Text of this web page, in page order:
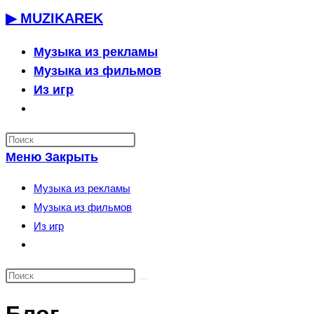
Перейти
содержимому
▶ MUZIKAREK
Музыка из рекламы
Музыка из фильмов
Из игр
по
веб-
сайту
Меню Закрыть
Музыка из рекламы
Музыка из фильмов
Из игр
по